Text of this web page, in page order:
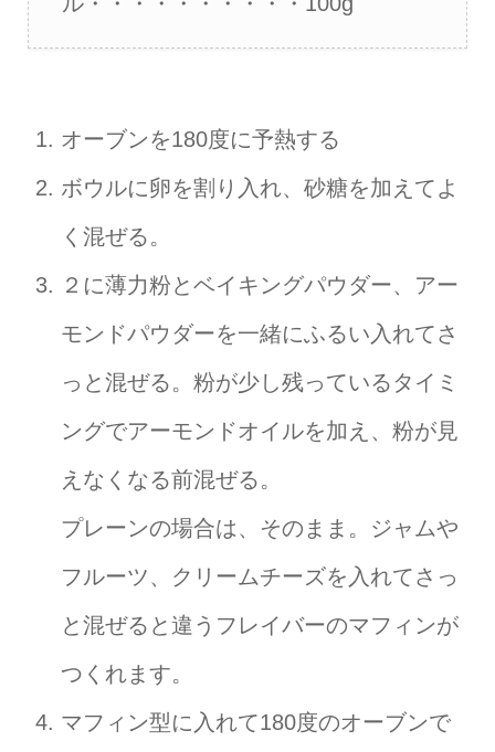
オーブンを180度に予熱する
ボウルに卵を割り入れ、砂糖を加えてよ
く混ぜる。
２に薄力粉とベイキングパウダー、アー
モンドパウダーを一緒にふるい入れてさ
っと混ぜる。粉が少し残っているタイミ
ングでアーモンドオイルを加え、粉が見
えなくなる前混ぜる。
プレーンの場合は、そのまま。ジャムや
フルーツ、クリームチーズを入れてさっ
と混ぜると違うフレイバーのマフィンが
つくれます。
マフィン型に入れて180度のオーブンで